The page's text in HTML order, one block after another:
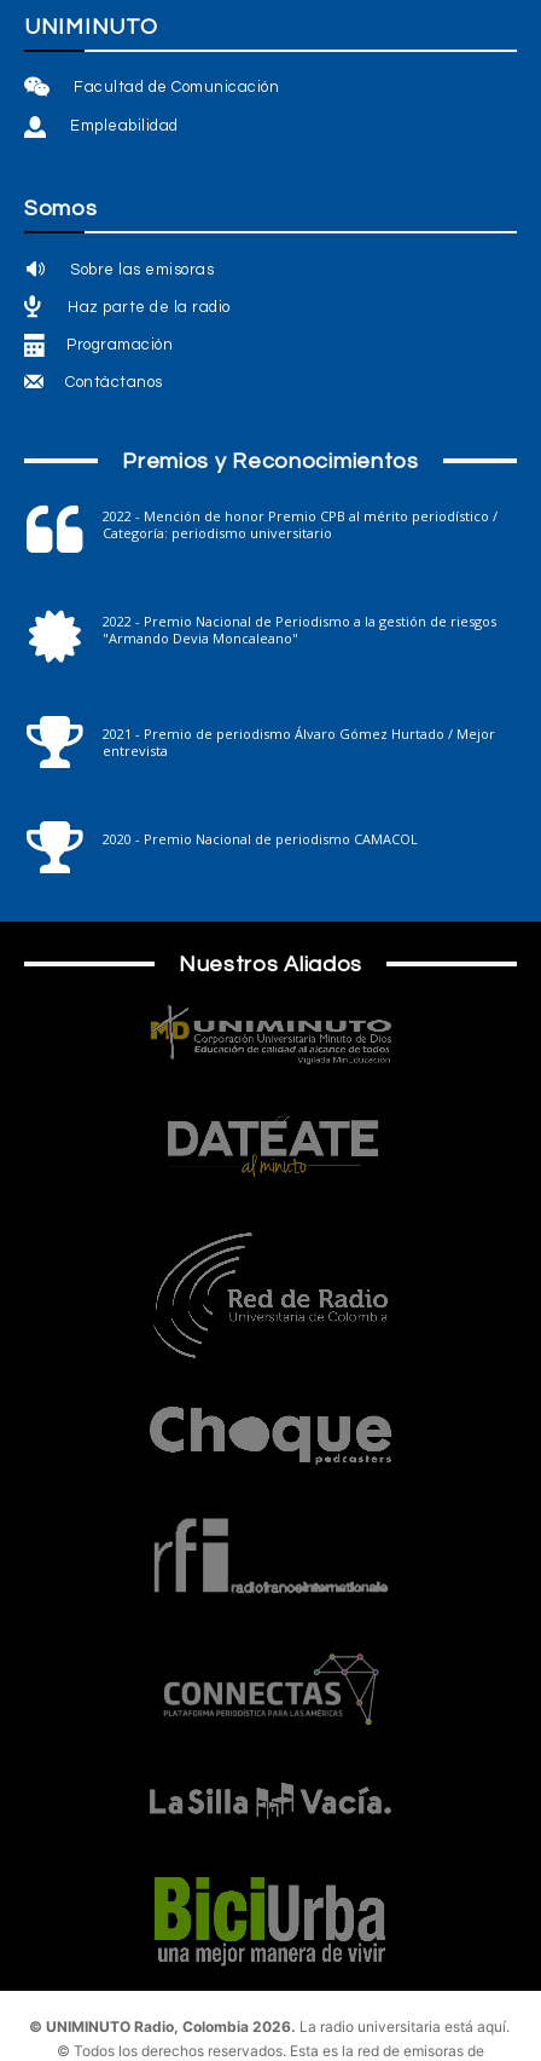
UNIMINUTO
Facultad de Comunicación
Empleabilidad
Somos
Sobre las emisoras
Haz parte de la radio
Programación
Contáctanos
Premios y Reconocimientos
2022 - Mención de honor Premio CPB al mérito periodístico /
Categoría: periodismo universitario
2022 - Premio Nacional de Periodismo a la gestión de riesgos
"Armando Devia Moncaleano"
2021 - Premio de periodismo Álvaro Gómez Hurtado / Mejor
entrevista
2020 - Premio Nacional de periodismo CAMACOL
Nuestros Aliados
© UNIMINUTO Radio, Colombia 2026. La radio universitaria está aquí.
© Todos los derechos reservados. Esta es la red de emisoras de